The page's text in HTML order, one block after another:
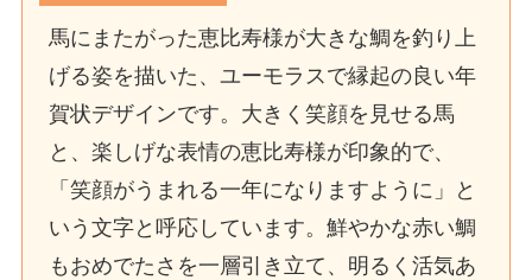
馬にまたがった恵比寿様が大きな鯛を釣り上
げる姿を描いた、ユーモラスで縁起の良い年
賀状デザインです。大きく笑顔を見せる馬
と、楽しげな表情の恵比寿様が印象的で、
「笑顔がうまれる一年になりますように」と
いう文字と呼応しています。鮮やかな赤い鯛
もおめでたさを一層引き立て、明るく活気あ